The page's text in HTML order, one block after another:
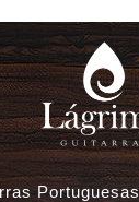
Portuguesas